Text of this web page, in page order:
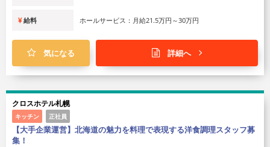
給料 ホールサービス：月給21.5万円～30万円
気になる 詳細へ
クロスホテル札幌
キッチン 正社員
【大手企業運営】北海道の魅力を料理で表現する洋食調理スタッフ募
集！